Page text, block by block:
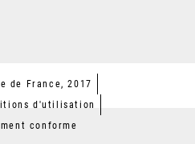
de France, 2017
d'utilisation
conforme